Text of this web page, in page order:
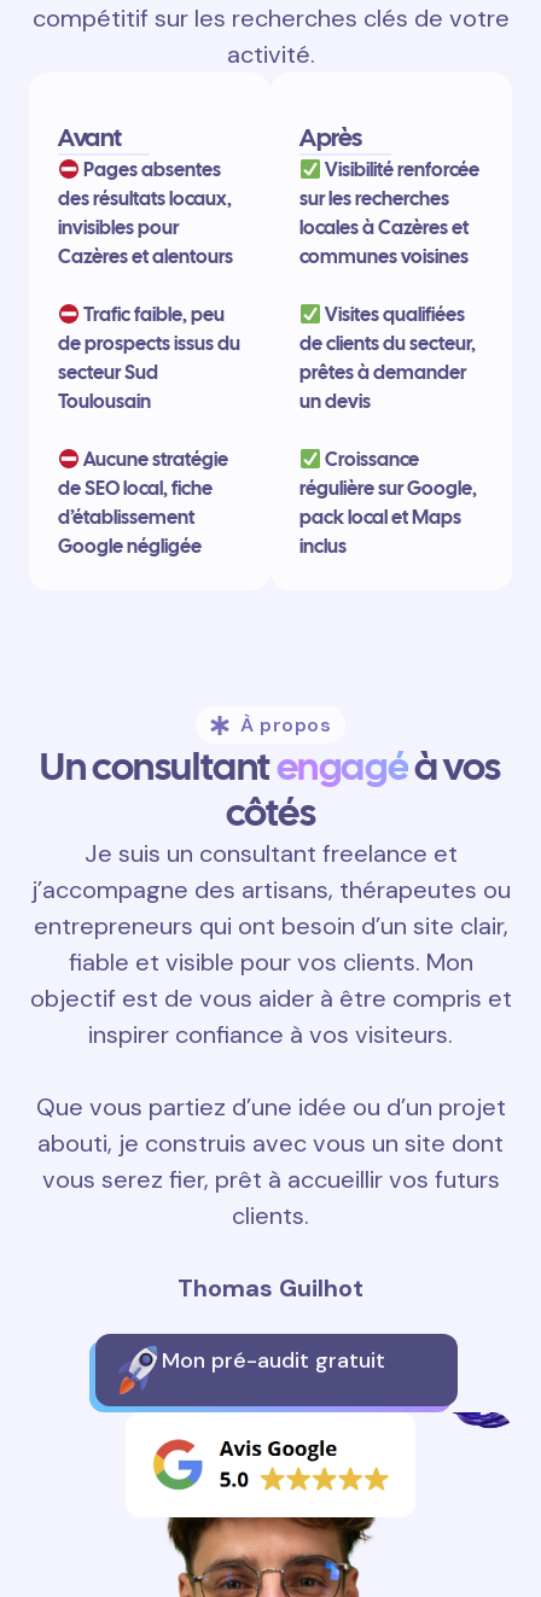
compétitif sur les recherches clés de votre
activité.
Avant
Pages absentes
des résultats locaux,
invisibles pour
Cazères et alentours
Trafic faible, peu
de prospects issus du
secteur Sud
Toulousain
Aucune stratégie
de SEO local, fiche
d’établissement
Google négligée
Après
Visibilité renforcée
sur les recherches
locales à Cazères et
communes voisines
Visites qualifiées
de clients du secteur,
prêtes à demander
un devis
Croissance
régulière sur Google,
pack local et Maps
inclus
À propos
Un consultantengagéà vos
côtés
Je suis un consultant freelance et
j’accompagne des artisans, thérapeutes ou
entrepreneurs qui ont besoin d’un site clair,
fiable et visible pour vos clients. Mon
objectif est de vous aider à être compris et
inspirer confiance à vos visiteurs.
Que vous partiez d’une idée ou d’un projet
abouti, je construis avec vous un site dont
vous serez fier, prêt à accueillir vos futurs
clients.
Thomas Guilhot
Mon pré-audit gratuit